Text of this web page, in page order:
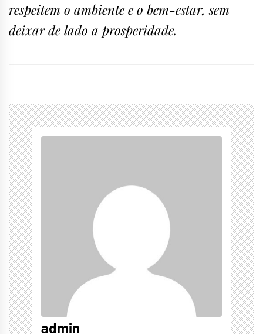
respeitem o ambiente e o bem-estar, sem
deixar de lado a prosperidade.
admin